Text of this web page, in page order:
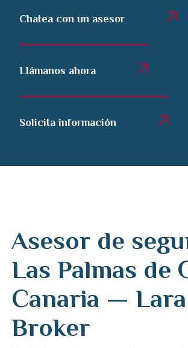
Chatea con un asesor
Llámanos ahora
Solicita información
Asesor de
Las Palmas de
Canaria — Lara
Broker